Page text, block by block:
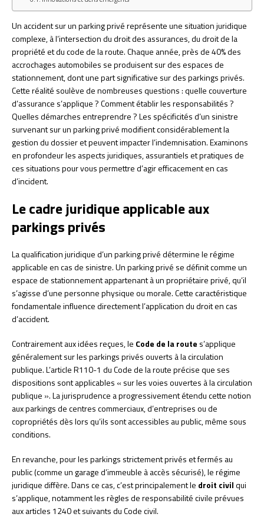
Un accident sur un parking privé représente une situation juridique
complexe, à l’intersection du droit des assurances, du droit de la
propriété et du code de la route. Chaque année, près de 40% des
accrochages automobiles se produisent sur des espaces de
stationnement, dont une part significative sur des parkings privés.
Cette réalité soulève de nombreuses questions : quelle couverture
d’assurance s’applique ? Comment établir les responsabilités ?
Quelles démarches entreprendre ? Les spécificités d’un sinistre
survenant sur un parking privé modifient considérablement la
gestion du dossier et peuvent impacter l’indemnisation. Examinons
en profondeur les aspects juridiques, assurantiels et pratiques de
ces situations pour vous permettre d’agir efficacement en cas
d’incident.
Le cadre juridique applicable aux
parkings privés
La qualification juridique d’un parking privé détermine le régime
applicable en cas de sinistre. Un parking privé se définit comme un
espace de stationnement appartenant à un propriétaire privé, qu’il
s’agisse d’une personne physique ou morale. Cette caractéristique
fondamentale influence directement l’application du droit en cas
d’accident.
Contrairement aux idées reçues, le Code de la route s’applique
généralement sur les parkings privés ouverts à la circulation
publique. L’article R110-1 du Code de la route précise que ses
dispositions sont applicables « sur les voies ouvertes à la circulation
publique ». La jurisprudence a progressivement étendu cette notion
aux parkings de centres commerciaux, d’entreprises ou de
copropriétés dès lors qu’ils sont accessibles au public, même sous
conditions.
En revanche, pour les parkings strictement privés et fermés au
public (comme un garage d’immeuble à accès sécurisé), le régime
juridique diffère. Dans ce cas, c’est principalement le droit civilqui
s’applique, notamment les règles de responsabilité civile prévues
aux articles 1240 et suivants du Code civil.